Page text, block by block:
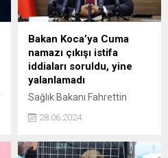
“Çevresel etkenler ve yaşam
tarzı en az genetik kadar
belirleyici. Genetiğin rolü net
olarak belirlenmemekle
birlikte, eğer anne ve...
Bakan Koca’ya Cuma
namazı çıkışı istifa
iddiaları soruldu, yine
yalanlamadı
Sağlık Bakanı Fahrettin
Erdoğan'a istifasını sunduğu
yankıları sürüyor. Cuma
28.06.2024